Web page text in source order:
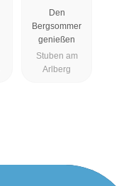
Den
Bergsommer
genießen
Stuben am
Arlberg